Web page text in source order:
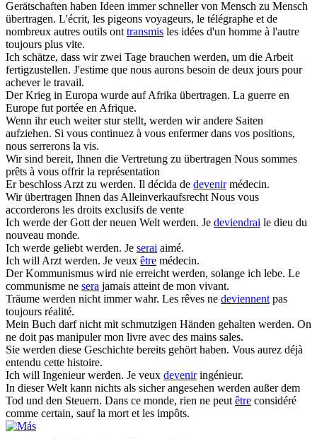
Gerätschaften haben Ideen immer schneller von Mensch zu Mensch
übertragen. L'écrit, les pigeons voyageurs, le télégraphe et de
nombreux autres outils onttransmis les idées d'un homme à l'autre
toujours plus vite.
Ich schätze, dass wir zwei Tage brauchen werden, um die Arbeit
fertigzustellen. J'estime que nous aurons besoin de deux jours pour
achever le travail.
Der Krieg in Europa wurde auf Afrika übertragen. La guerre en
Europe fut portée en Afrique.
Wenn ihr euch weiter stur stellt, werden wir andere Saiten
aufziehen. Si vous continuez à vous enfermer dans vos positions,
nous serrerons la vis.
Wir sind bereit, Ihnen die Vertretung zu übertragen Nous sommes
prêts à vous offrir la représentation
Er beschloss Arzt zu werden. Il décida de devenirmédecin.
Wirübertragen Ihnen das Alleinverkaufsrecht Nous vous
accorderons les droits exclusifs de vente
Ich werde der Gott der neuen Weltwerden. Je deviendrai le dieu du
nouveau monde.
Ich werde geliebtwerden. Je serai aimé.
Ich will Arztwerden. Je veux être médecin.
Der Kommunismus wird nie erreichtwerden, solange ich lebe. Le
communisme ne sera jamais atteint de mon vivant.
Träume werden nicht immer wahr. Les rêves ne deviennentpas
toujours réalité.
Mein Buch darf nicht mit schmutzigen Händen gehalten werden. On
ne doit pas manipuler mon livre avec des mains sales.
Sie werden diese Geschichte bereits gehört haben. Vous aurez déjà
entendu cette histoire.
Ich will Ingenieurwerden. Je veux deveniringénieur.
In dieser Welt kann nichts als sicher angesehen werden außer dem
Tod und den Steuern. Dans ce monde, rien ne peutêtre considéré
comme certain, sauf la mort et les impôts.